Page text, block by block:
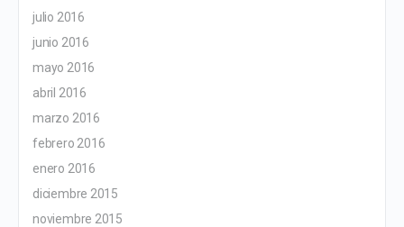
julio 2016
junio 2016
mayo 2016
abril 2016
marzo 2016
febrero 2016
enero 2016
diciembre 2015
noviembre 2015